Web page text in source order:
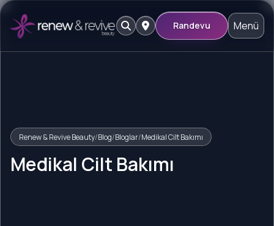
Randevu Menü
Renew & Revive Beauty/Blog/Bloglar/Medikal Cilt Bakımı
Medikal Cilt Bakımı